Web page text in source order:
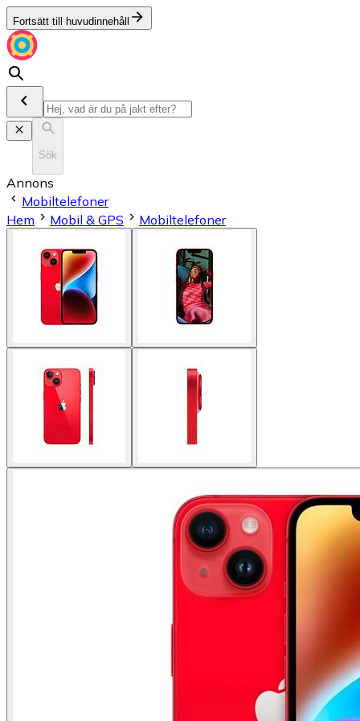
Fortsätt till huvudinnehåll
Sök
Annons
Mobiltelefoner
Hem
Mobil & GPS Mobiltelefoner